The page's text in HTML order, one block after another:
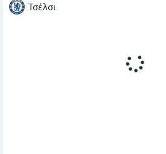
Τσέλσι